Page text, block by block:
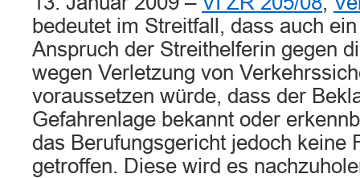
bedeutet im Streitfall, dass auch
Anspruch der Streithelferin gegen
wegen Verletzung von
voraussetzen würde, dass der
Gefahrenlage bekannt oder
das Berufungsgericht jedoch keine
getroffen. Diese wird es